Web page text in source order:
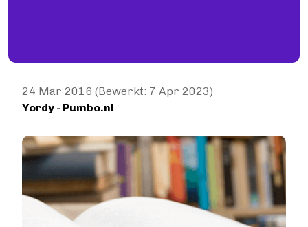
Papiersoorten
Kosten
Print on demand
Hoe werkt Print on demand
Levertijden
GROTE OPLAGE DRUKKEN
Offset drukken
24 Mar 2016 (Bewerkt: 7 Apr 2023)
Yordy - Pumbo.nl
Image